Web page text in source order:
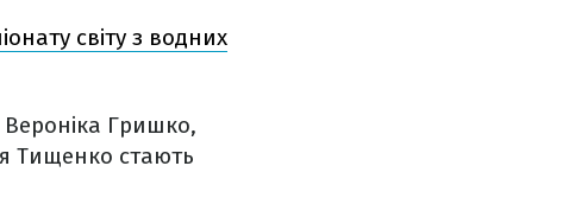
світу з водних
Вероніка Гришко,
Тищенко стають